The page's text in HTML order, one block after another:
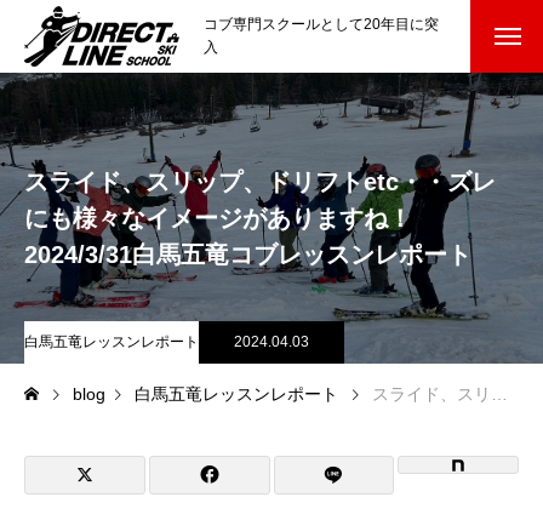
コブ専門スクールとして20年目に突
入
スクールについて知る Directline Ski School
コンセプトと開催スキー場
参加までの流れ
レッスン料金
参加費のお支払い
各会場の集合場所
スキー場から選ぶ Ski Area
スライド、スリップ、ドリフトetc・・ズレ
にも様々なイメージがありますね！
2024/3/31白馬五竜コブレッスンレポート
白馬五竜レッスンレポート 2024.04.03
blog 白馬五竜レッスンレポート スライド、スリップ、ドリフトetc・・ズレにも様々なイメージがありますね！2024/3/31白馬五竜コブレッスンレポート